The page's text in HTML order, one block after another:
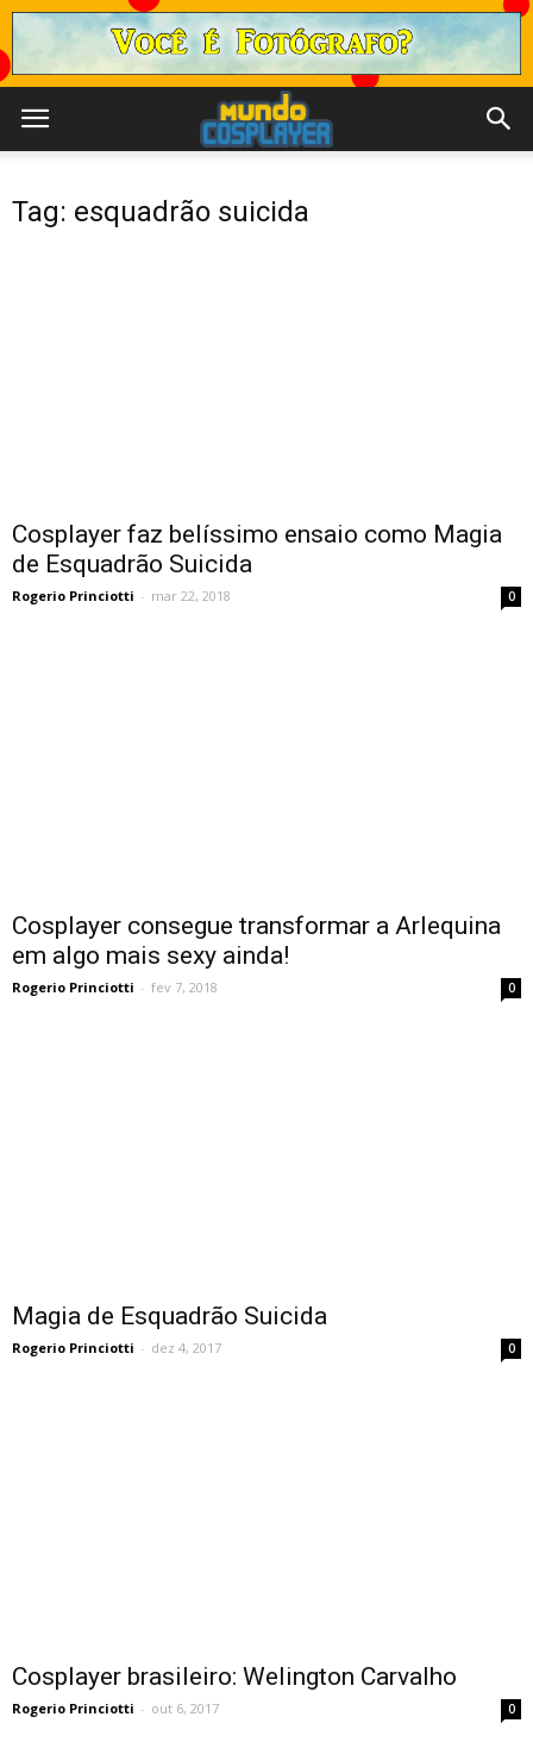
Tag: esquadrão suicida
Cosplayer faz belíssimo ensaio como Magia
de Esquadrão Suicida
Rogerio Princiotti - mar 22, 2018 0
Cosplayer consegue transformar a Arlequina
em algo mais sexy ainda!
Rogerio Princiotti - fev 7, 2018 0
Magia de Esquadrão Suicida
Rogerio Princiotti - dez 4, 2017 0
Cosplayer brasileiro: Welington Carvalho
Rogerio Princiotti - out 6, 2017 0